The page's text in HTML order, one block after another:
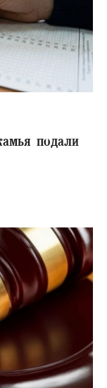
подали